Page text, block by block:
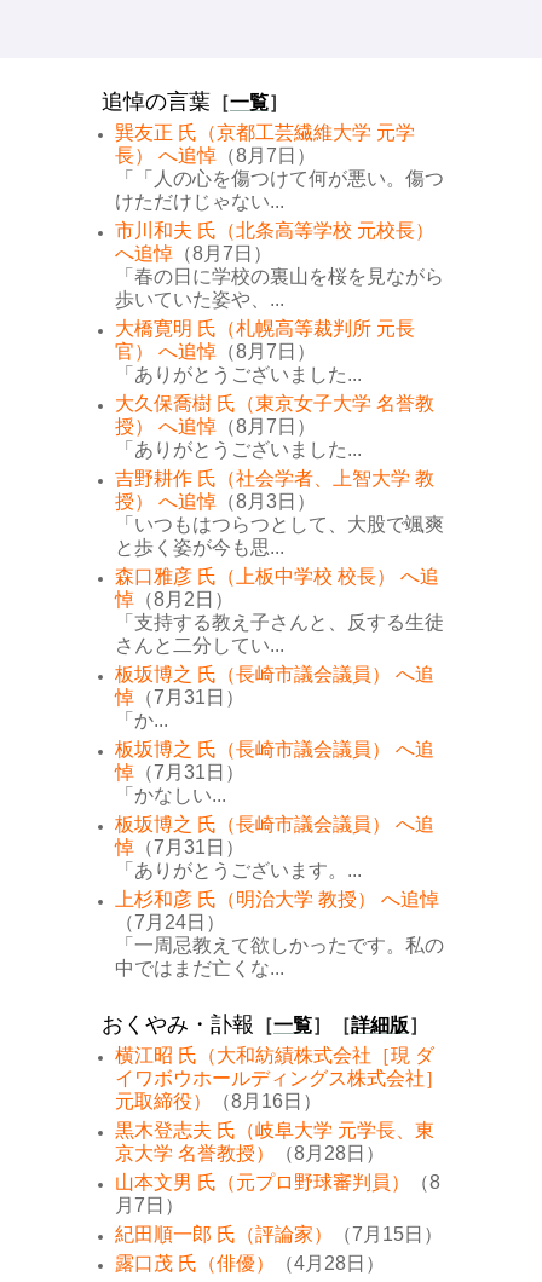
追悼の言葉 ［一覧］
巽友正 氏（京都工芸繊維大学 元学
長） へ追悼 （8月7日）
「「人の心を傷つけて何が悪い。傷つ
けただけじゃない...
市川和夫 氏（北条高等学校 元校長）
へ追悼 （8月7日）
「春の日に学校の裏山を桜を見ながら
歩いていた姿や、...
大橋寛明 氏（札幌高等裁判所 元長
官） へ追悼 （8月7日）
「ありがとうございました...
大久保喬樹 氏（東京女子大学 名誉教
授） へ追悼 （8月7日）
「ありがとうございました...
吉野耕作 氏（社会学者、上智大学 教
授） へ追悼 （8月3日）
「いつもはつらつとして、大股で颯爽
と歩く姿が今も思...
森口雅彦 氏（上板中学校 校長） へ追
悼 （8月2日）
「支持する教え子さんと、反する生徒
さんと二分してい...
板坂博之 氏（長崎市議会議員） へ追
悼 （7月31日）
「か...
板坂博之 氏（長崎市議会議員） へ追
悼 （7月31日）
「かなしい...
板坂博之 氏（長崎市議会議員） へ追
悼 （7月31日）
「ありがとうございます。...
上杉和彦 氏（明治大学 教授） へ追悼
（7月24日）
「一周忌教えて欲しかったです。私の
中ではまだ亡くな...
おくやみ・訃報 ［一覧］［詳細版］
横江昭 氏（大和紡績株式会社［現 ダ
イワボウホールディングス株式会社］
元取締役）
（8月16日）
黒木登志夫 氏（岐阜大学 元学長、東
京大学 名誉教授）
（8月28日）
山本文男 氏（元プロ野球審判員）
（8
月7日）
紀田順一郎 氏（評論家）
（7月15日）
露口茂 氏（俳優）
（4月28日）